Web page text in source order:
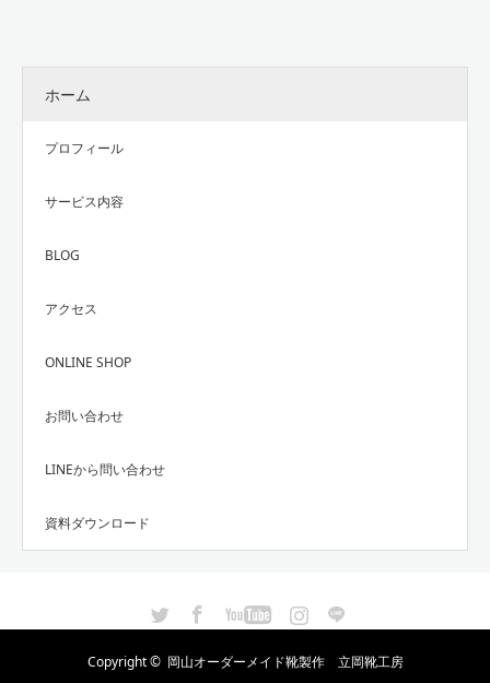
ホーム
プロフィール
サービス内容
BLOG
アクセス
ONLINE SHOP
お問い合わせ
LINEから問い合わせ
資料ダウンロード
YouTubeInstagram
Copyright © 岡山オーダーメイド靴製作 立岡靴工房